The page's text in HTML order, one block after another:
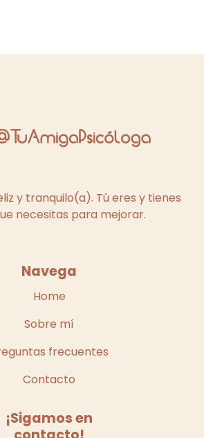
y tranquilo(a). Tú eres y tienes
necesitas para mejorar.
Navega
Home
Sobre mí
frecuentes
Contacto
¡Sigamos en